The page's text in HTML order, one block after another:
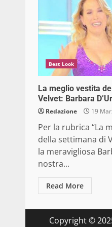
Best Look
La meglio vestita
Velvet: Barbara
Redazione 19
Per la rubrica “La
della settimana di
la meravigliosa
nostra...
Read More
Copyright ©